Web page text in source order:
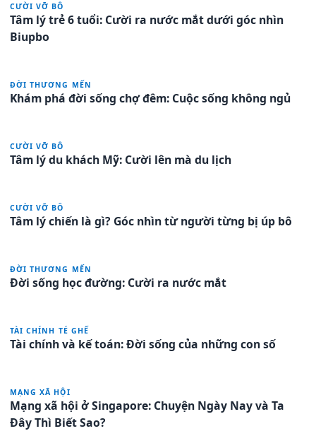
CƯỜI VỠ BÔ
Tâm lý trẻ 6 tuổi: Cười ra nước mắt dưới góc nhìn
Biupbo
ĐỜI THƯƠNG MẾN
Khám phá đời sống chợ đêm: Cuộc sống không ngủ
CƯỜI VỠ BÔ
Tâm lý du khách Mỹ: Cười lên mà du lịch
CƯỜI VỠ BÔ
Tâm lý chiến là gì? Góc nhìn từ người từng bị úp bô
ĐỜI THƯƠNG MẾN
Đời sống học đường: Cười ra nước mắt
TÀI CHÍNH TÉ GHẾ
Tài chính và kế toán: Đời sống của những con số
MẠNG XÃ HỘI
Mạng xã hội ở Singapore: Chuyện Ngày Nay và Ta
Đây Thì Biết Sao?